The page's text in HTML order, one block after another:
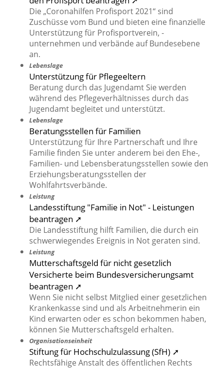
Die „Coronahilfen Profisport 2021“ sind
Zuschüsse vom Bund und bieten eine finanzielle
Unterstützung für Profisportverein, -
unternehmen und verbände auf Bundesebene
an.
Lebenslage
Unterstützung für Pflegeeltern
Beratung durch das Jugendamt Sie werden
während des Pflegeverhältnisses durch das
Jugendamt begleitet und unterstützt.
Lebenslage
Beratungsstellen für Familien
Unterstützung für Ihre Partnerschaft und Ihre
Familie finden Sie unter anderem bei den Ehe-,
Familien- und Lebensberatungsstellen sowie den
Erziehungsberatungsstellen der
Wohlfahrtsverbände.
Leistung
Landesstiftung "Familie in Not" - Leistungen
beantragen ➚
Die Landesstiftung hilft Familien, die durch ein
schwerwiegendes Ereignis in Not geraten sind.
Leistung
Mutterschaftsgeld für nicht gesetzlich
Versicherte beim Bundesversicherungsamt
beantragen ➚
Wenn Sie nicht selbst Mitglied einer gesetzlichen
Krankenkasse sind und als Arbeitnehmerin ein
Kind erwarten oder es schon bekommen haben,
können Sie Mutterschaftsgeld erhalten.
Organisationseinheit
Stiftung für Hochschulzulassung (SfH) ➚
Rechtsfähige Anstalt des öffentlichen Rechts